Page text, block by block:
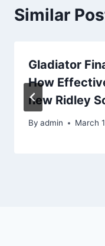
Similar
Gladiator
How
new Ridley
By admin March